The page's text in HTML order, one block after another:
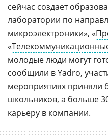
сейчас создает
лаборатории по
микроэлектроники», «
«
молодые люди могут
сообщили в Yadro,
мероприятиях приняли
школьников, а больше
карьеру в компании.